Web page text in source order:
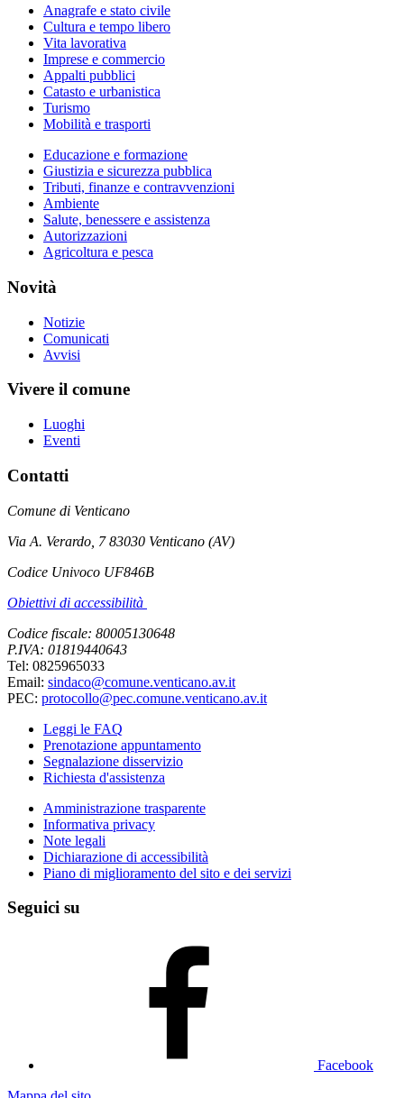
Anagrafe e stato civile
Cultura e tempo libero
Vita lavorativa
Imprese e commercio
Appalti pubblici
Catasto e urbanistica
Turismo
Mobilità e trasporti
Educazione e formazione
Giustizia e sicurezza pubblica
Tributi, finanze e contravvenzioni
Ambiente
Salute, benessere e assistenza
Autorizzazioni
Agricoltura e pesca
Novità
Notizie
Comunicati
Avvisi
Vivere il comune
Luoghi
Eventi
Contatti
Comune di Venticano
Via A. Verardo, 7 83030 Venticano (AV)
Codice Univoco UF846B
Obiettivi di accessibilità
Codice fiscale: 80005130648
P.IVA: 01819440643
Tel: 0825965033
Email: sindaco@comune.venticano.av.it
PEC: protocollo@pec.comune.venticano.av.it
Leggi le FAQ
Prenotazione appuntamento
Segnalazione disservizio
Richiesta d'assistenza
Amministrazione trasparente
Informativa privacy
Note legali
Dichiarazione di accessibilità
Piano di miglioramento del sito e dei servizi
Seguici su
Facebook